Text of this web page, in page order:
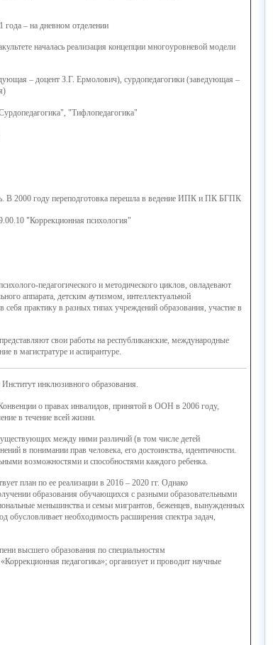
года – на дневном отделении
началась реализация концепции многоуровневой модели
– доцент З.Г. Ермолович), сурдопедагогики (заведующая –
"Тифлопедагогика"
В 2000 году переподготовка перешла в ведение ИПК и ПК БГПК
"Коррекционная психология"
педагогического и методического циклов, овладевают
аппарата, детским аутизмом, интеллектуальной
практику в разных типах учреждений образования, участие в
свои работы на республиканские, международные
в магистратуре и аспирантуре.
Институт инклюзивного образования.
о правах инвалидов, принятой в ООН в 2006 году,
в течение всей жизни.
между ними различий (в том числе детей
в понимании прав человека, его достоинства, идентичности.
возможностями и способностями каждого ребенка.
план по ее реализации в 2016 – 2020 гг. Однако
образования обучающихся с разными образовательными
меньшинства и семьи мигрантов, беженцев, вынужденных
обусловливает необходимость расширения спектра задач,
высшего образования по специальностям
педагогика»; организует и проводит научные